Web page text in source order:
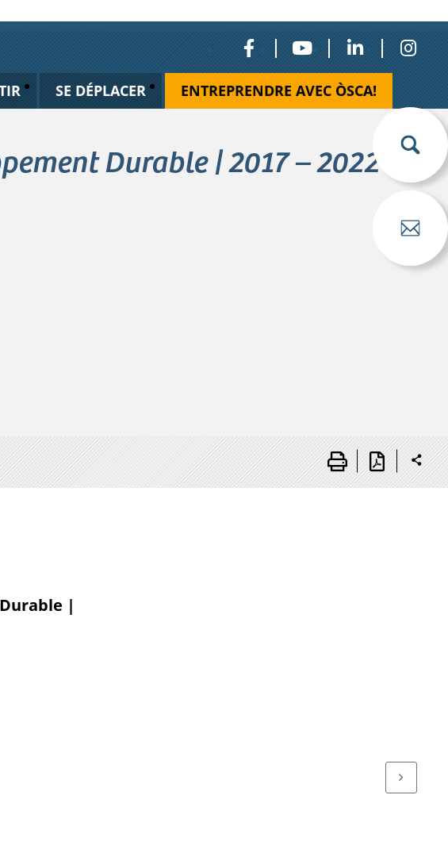
SE DÉPLACER ENTREPRENDRE AVEC ÒSCA!
Durable | 2017 – 2022
|